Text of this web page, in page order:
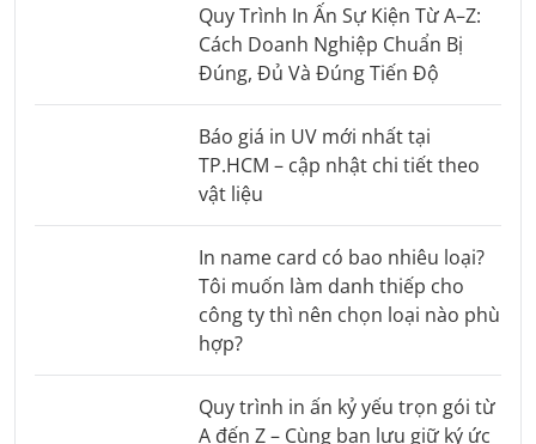
Quy Trình In Ấn Sự Kiện Từ A–Z:
Cách Doanh Nghiệp Chuẩn Bị
Đúng, Đủ Và Đúng Tiến Độ
Báo giá in UV mới nhất tại
TP.HCM – cập nhật chi tiết theo
vật liệu
In name card có bao nhiêu loại?
Tôi muốn làm danh thiếp cho
công ty thì nên chọn loại nào phù
hợp?
Quy trình in ấn kỷ yếu trọn gói từ
A đến Z – Cùng bạn lưu giữ ký ức